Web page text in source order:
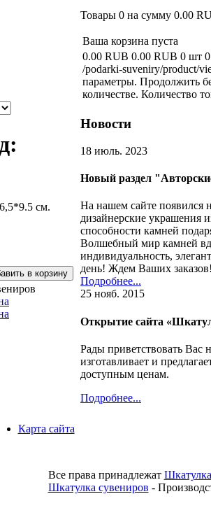
см.
Товары 0 на сумму 0.00
Ваша корзина пуста
0.00 RUB 0.00 RUB 0 шт
/podarki-suveniry/product/
параметры. Продолжить
количестве. Количество
Новости
18 июль. 2023
Новый раздел
На нашем сайте появился
дизайнерские украшения
способности камней
Волшебный мир камней
индивидуальность,
день! Ждем Ваших заказов!
Подробнее...
25 нояб. 2015
Открытие сайта
Рады приветствовать
изготавливает и
доступным ценам.
Подробнее...
Карта сайта
Все права принадлежат
Шкатулка сувениров -